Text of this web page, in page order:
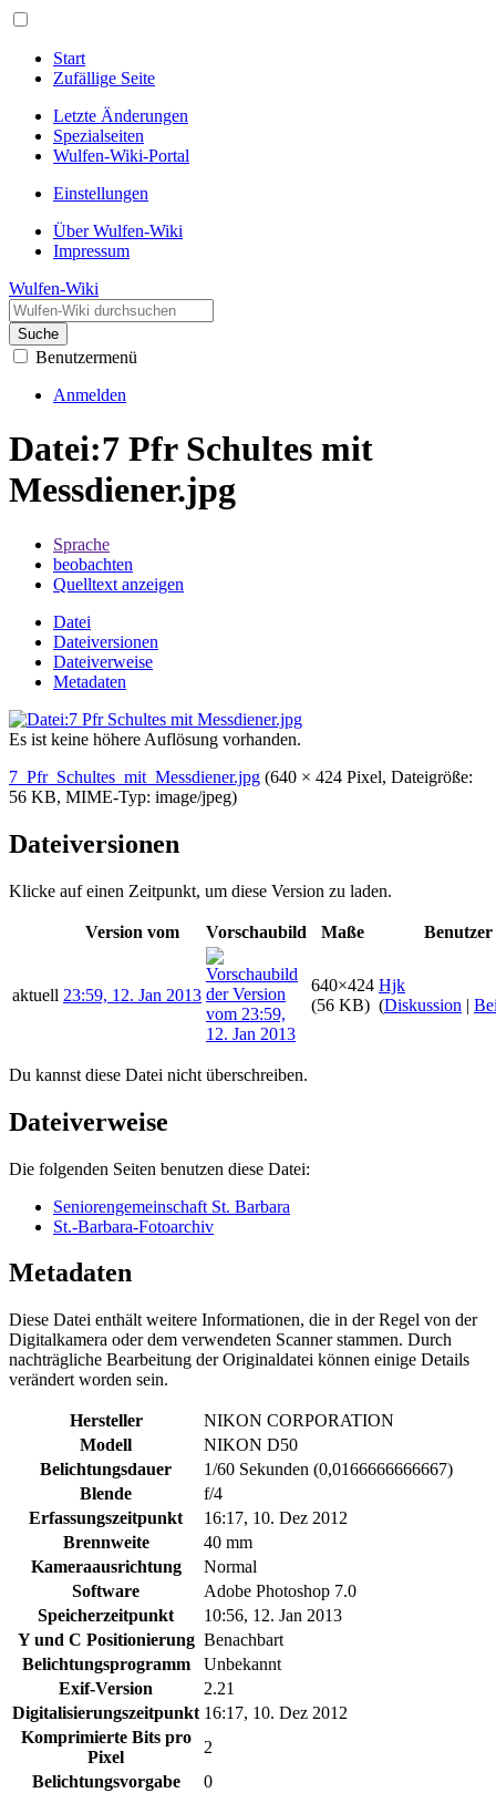
Start
Zufällige Seite
Letzte Änderungen
Spezialseiten
Wulfen-Wiki-Portal
Einstellungen
Über Wulfen-Wiki
Impressum
Wulfen-Wiki
Suche
Benutzermenü
Anmelden
Datei:7 Pfr Schultes mit
Messdiener.jpg
Sprache
beobachten
Quelltext anzeigen
Datei
Dateiversionen
Dateiverweise
Metadaten
Es ist keine höhere Auflösung vorhanden.
7_Pfr_Schultes_mit_Messdiener.jpg (640 × 424 Pixel, Dateigröße:
56 KB, MIME-Typ: image/jpeg)
Dateiversionen
Klicke auf einen Zeitpunkt, um diese Version zu laden.
Version vom Vorschaubild Maße Benutzer
aktuell 23:59, 12. Jan 2013
640×424
(56 KB)
Hjk
(Diskussion |
Du kannst diese Datei nicht überschreiben.
Dateiverweise
Die folgenden Seiten benutzen diese Datei:
Seniorengemeinschaft St. Barbara
St.-Barbara-Fotoarchiv
Metadaten
Diese Datei enthält weitere Informationen, die in der Regel von der
Digitalkamera oder dem verwendeten Scanner stammen. Durch
nachträgliche Bearbeitung der Originaldatei können einige Details
verändert worden sein.
Hersteller
NIKON CORPORATION
Modell
NIKON D50
Belichtungsdauer
1/60 Sekunden (0,0166666666667)
Blende
f/4
Erfassungszeitpunkt
16:17, 10. Dez 2012
Brennweite
40 mm
Kameraausrichtung
Normal
Software
Adobe Photoshop 7.0
Speicherzeitpunkt
10:56, 12. Jan 2013
Y und C Positionierung Benachbart
Belichtungsprogramm
Unbekannt
Exif-Version
2.21
Digitalisierungszeitpunkt 16:17, 10. Dez 2012
Komprimierte Bits pro
Pixel
2
Belichtungsvorgabe
0